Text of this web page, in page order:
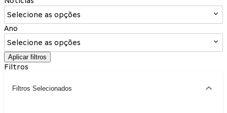
Selecione as opções
Ano
Selecione as opções
Aplicar filtros
Filtros
Filtros Selecionados